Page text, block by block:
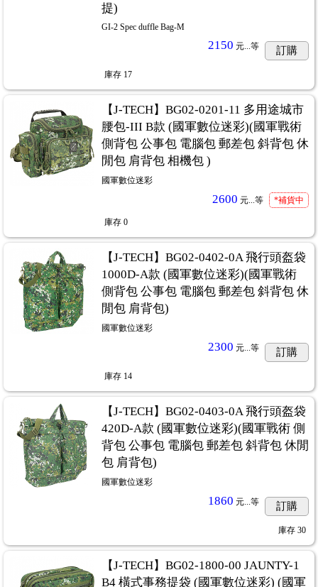
提)
GI-2 Spec duffle Bag-M
2150 元... 等 訂購
庫存 17
【J-TECH】BG02-0201-11 多用途城市
腰包-III B款 (國軍數位迷彩)(國軍戰術
側背包 公事包 電腦包 郵差包 斜背包 休
閒包 肩背包 相機包 )
國軍數位迷彩
2600 元... 等 *補貨中
庫存 0
【J-TECH】BG02-0402-0A 飛行頭盔袋
1000D-A款 (國軍數位迷彩)(國軍戰術
側背包 公事包 電腦包 郵差包 斜背包 休
閒包 肩背包)
國軍數位迷彩
2300 元... 等 訂購
庫存 14
【J-TECH】BG02-0403-0A 飛行頭盔袋
420D-A款 (國軍數位迷彩)(國軍戰術 側
背包 公事包 電腦包 郵差包 斜背包 休閒
包 肩背包)
國軍數位迷彩
1860 元... 等 訂購
庫存 30
【J-TECH】BG02-1800-00 JAUNTY-1
B4 橫式事務提袋 (國軍數位迷彩) (國軍